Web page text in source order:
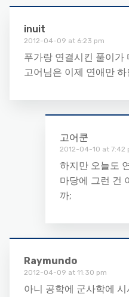
inuit
2012-04-09 at 6:23 pm
푸가랑 연결시킨 풀이가
고어님은 이제 연애만 하
고어쿤
2012-04-10 at 7:42
하지만 오늘도
마당에 그런 건
까;
Raymundo
2012-04-09 at 11:30 pm
아니 공학에 군사학에